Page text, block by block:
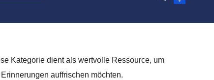
Kategorie dient als wertvolle Ressource, um
auffrischen möchten.